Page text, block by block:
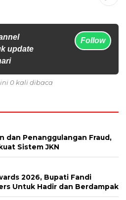
update
Follow
0 kali dibaca
dan Penanggulangan Fraud,
Sistem JKN
2026, Bupati Fandi
Untuk Hadir dan Berdampak